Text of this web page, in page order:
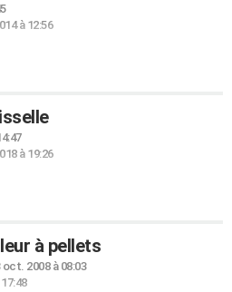
à 12:56
à 19:26
à pellets
oct. 2008 à 08:03